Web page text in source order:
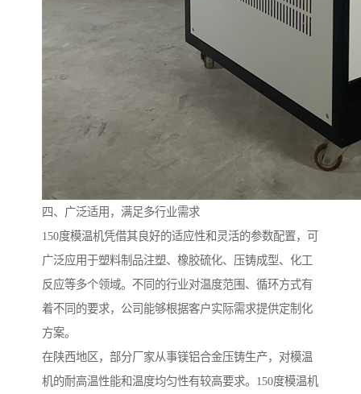
四、广泛适用，满足多行业需求
150度模温机凭借其良好的适应性和灵活的参数配置，可
广泛应用于塑料制品注塑、橡胶硫化、压铸成型、化工
反应等多个领域。不同的行业对温度范围、循环方式有
着不同的要求，公司能够根据客户实际需求提供定制化
方案。
在陕西地区，部分厂家从事镁铝合金压铸生产，对模温
机的耐高温性能和温度均匀性有较高要求。150度模温机